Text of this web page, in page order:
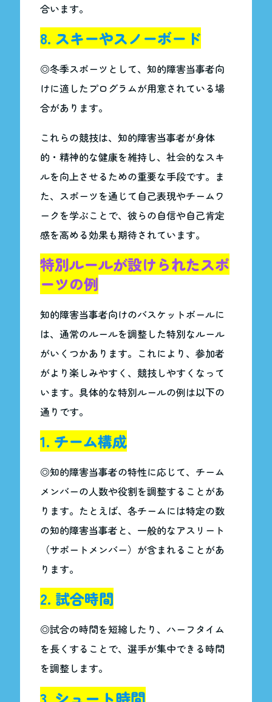
合います。
8. スキーやスノーボード
◎冬季スポーツとして、知的障害当事者向
けに適したプログラムが用意されている場
合があります。
これらの競技は、知的障害当事者が身体
的・精神的な健康を維持し、社会的なスキ
ルを向上させるための重要な手段です。ま
た、スポーツを通じて自己表現やチームワ
ークを学ぶことで、彼らの自信や自己肯定
感を高める効果も期待されています。
特別ルールが設けられたスポ
ーツの例
知的障害当事者向けのバスケットボールに
は、通常のルールを調整した特別なルール
がいくつかあります。これにより、参加者
がより楽しみやすく、競技しやすくなって
います。具体的な特別ルールの例は以下の
通りです。
1. チーム構成
◎知的障害当事者の特性に応じて、チーム
メンバーの人数や役割を調整することがあ
ります。たとえば、各チームには特定の数
の知的障害当事者と、一般的なアスリート
（サポートメンバー）が含まれることがあ
ります。
2. 試合時間
◎試合の時間を短縮したり、ハーフタイム
を長くすることで、選手が集中できる時間
を調整します。